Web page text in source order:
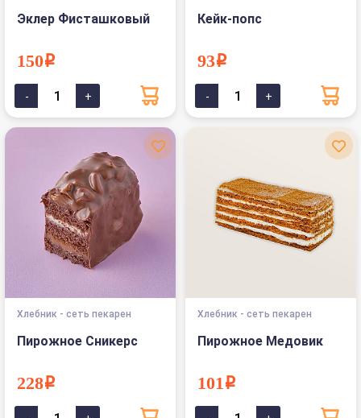
Эклер Фисташковый
150i
Кейк-попс
93i
Хлебник - сеть пекарен
Пирожное Сникерс
228i
Хлебник - сеть пекарен
Пирожное Медовик
101i